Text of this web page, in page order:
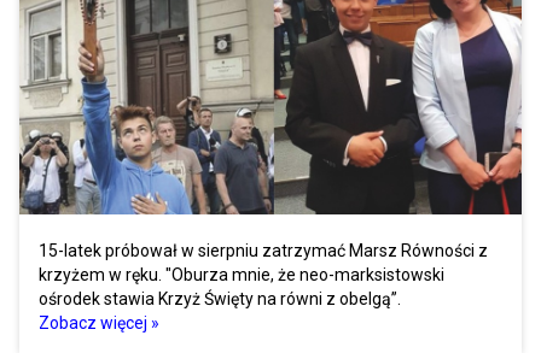
15-latek próbował w sierpniu zatrzymać Marsz Równości z
krzyżem w ręku. "Oburza mnie, że neo-marksistowski
ośrodek stawia Krzyż Święty na równi z obelgą”.
Zobacz więcej »